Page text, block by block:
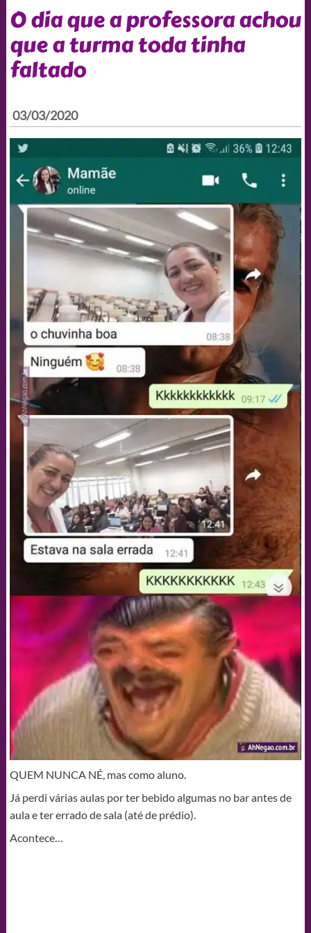
O dia que a professora achou
que a turma toda tinha
faltado
03/03/2020
QUEM NUNCA NÉ, mas como aluno.
Já perdi várias aulas por ter bebido algumas no bar antes de
aula e ter errado de sala (até de prédio).
Acontece…